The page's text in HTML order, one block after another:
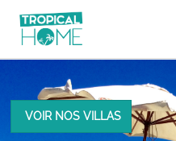
VOIR NOS VILLAS